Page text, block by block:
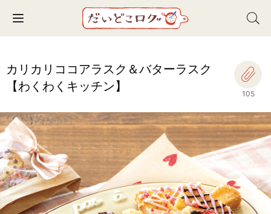
Toggle navigation
カリカリココアラスク＆バターラスク
【わくわくキッチン】
105